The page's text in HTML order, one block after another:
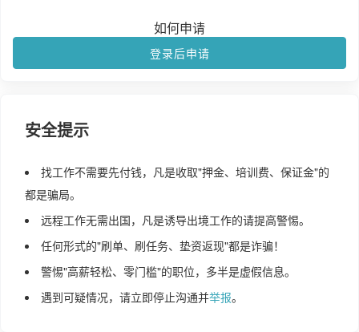
如何申请
登录后申请
安全提示
找工作不需要先付钱，凡是收取"押金、培训费、保证金"的
都是骗局。
远程工作无需出国，凡是诱导出境工作的请提高警惕。
任何形式的"刷单、刷任务、垫资返现"都是诈骗！
警惕"高薪轻松、零门槛"的职位，多半是虚假信息。
遇到可疑情况，请立即停止沟通并举报。